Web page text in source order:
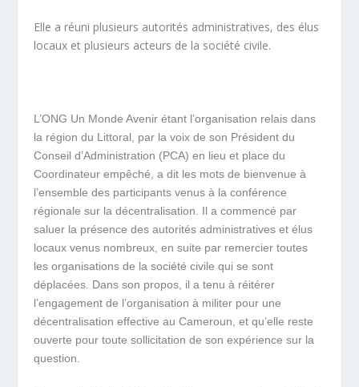
Elle a réuni plusieurs autorités administratives, des élus
locaux et plusieurs acteurs de la société civile.
L’ONG Un Monde Avenir étant l’organisation relais dans
la région du Littoral, par la voix de son Président du
Conseil d’Administration (PCA) en lieu et place du
Coordinateur empêché, a dit les mots de bienvenue à
l’ensemble des participants venus à la conférence
régionale sur la décentralisation. Il a commencé par
saluer la présence des autorités administratives et élus
locaux venus nombreux, en suite par remercier toutes
les organisations de la société civile qui se sont
déplacées. Dans son propos, il a tenu à réitérer
l’engagement de l’organisation à militer pour une
décentralisation effective au Cameroun, et qu’elle reste
ouverte pour toute sollicitation de son expérience sur la
question.